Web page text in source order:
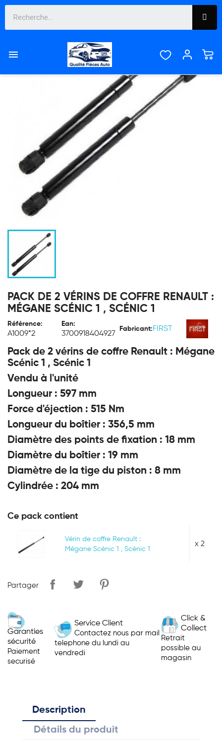

PACK DE 2 VÉRINS DE COFFRE RENAULT :
MÉGANE SCÉNIC 1 , SCÉNIC 1
Référence:
A1009*2
Ean:
3700918404927
Fabricant: FIRST
Pack de 2 vérins de coffre Renault : Mégane
Scénic 1 , Scénic 1
Vendu à l'unité
Longueur : 597 mm
Force d'éjection : 515 Nm
Longueur du boîtier : 356,5 mm
Diamètre des points de fixation : 18 mm
Diamètre du boîtier : 19 mm
Diamètre de la tige du piston : 8 mm
Cylindrée : 204 mm
Ce pack contient
Vérin de coffre Renault :
Mégane Scénic 1 , Scénic 1
x 2
Partager
Garanties
sécurité
Paiement
securisé
Service Client
Contactez nous par mail
telephone du lundi au
vendredi
Click &
Collect
Retrait
possible au
magasin
Description
Détails du produit